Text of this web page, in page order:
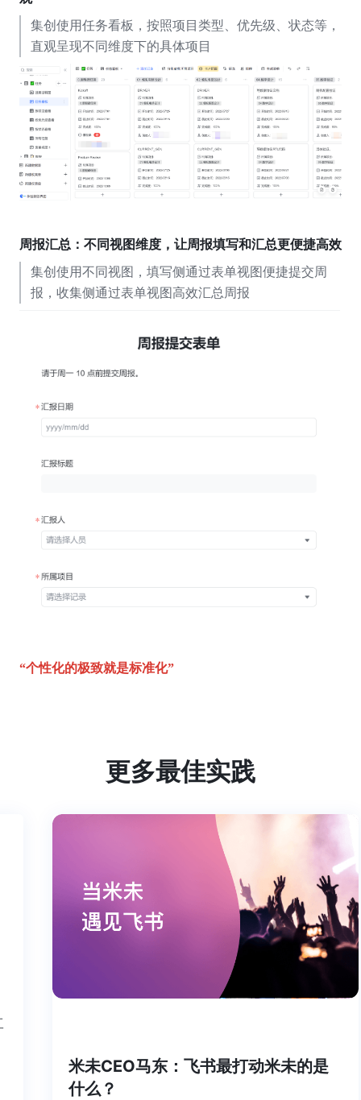
集创使用任务看板，按照项目类型、优先级、状态等，
直观呈现不同维度下的具体项目
周报汇总：不同视图维度，让周报填写和汇总更便捷高效
集创使用不同视图，填写侧通过表单视图便捷提交周
报，收集侧通过表单视图高效汇总周报
“个性化的极致就是标准化”
更多最佳实践
米未CEO马东：飞书最打动米未的是
什么？